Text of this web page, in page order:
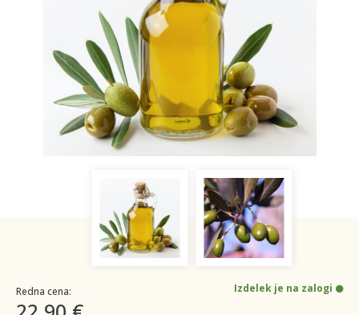
Redna cena: Izdelek je na zalogi